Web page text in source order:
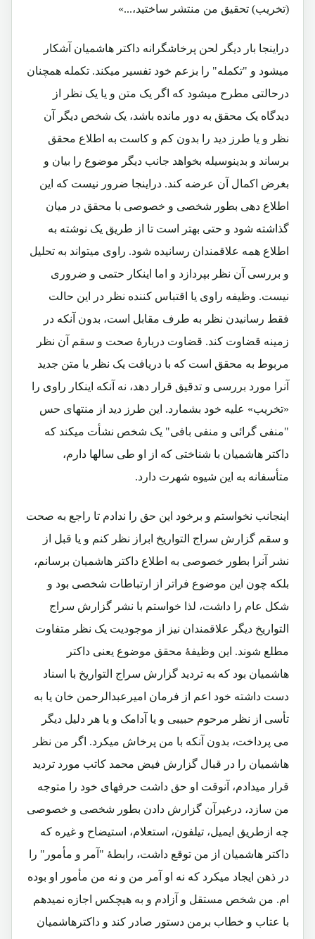
(تخریب) تحقیق من منتشر ساختید،...»
دراینجا بار دیگر لحن پرخاشگرانه داکتر هاشمیان آشکار
میشود و "تکمله" را بزعم خود تفسیر میکند. تکمله همچنان
درحالتی مطرح میشود که اگر یک متن و یا یک نظر از
دیدگاه یک محقق به دور مانده باشد، یک شخص دیگر آن
نظر و یا طرز دید را بدون کم و کاست به اطلاع محقق
برساند و بدینوسیله بخواهد جانب دیگر موضوع را بیان و
بغرض اکمال آن عرضه کند. دراینجا ضرور نیست که این
اطلاع دهی بطور شخصی و خصوصی با محقق در میان
گذاشته شود و حتی بهتر است تا از طریق یک نوشته به
اطلاع همه علاقمندان رسانیده شود. راوی میتواند به تحلیل
و بررسی آن نظر بپردازد و اما اینکار حتمی و ضروری
نیست. وظیفه راوی یا اقتباس کننده نظر در این حالت
فقط رسانیدن نظر به طرف مقابل است، بدون آنکه در
زمینه قضاوت کند. قضاوت دربارۀ صحت و سقم آن نظر
مربوط به محقق است که با دریافت یک نظر یا متن جدید
آنرا مورد بررسی و تدقیق قرار دهد، نه آنکه اینکار راوی را
«تخریب» علیه خود بشمارد. این طرز دید از منتهای حس
"منفی گرائی و منفی بافی" یک شخص نشأت میکند که
داکتر هاشمیان با شناختی که از او طی سالها دارم،
متأسفانه به این شیوه شهرت دارد.
اینجانب نخواستم و برخود این حق را ندادم تا راجع به صحت
و سقم گزارش سراج التواریخ ابراز نظر کنم و یا قبل از
نشر آنرا بطور خصوصی به اطلاع داکتر هاشمیان برسانم،
بلکه چون این موضوع فراتر از ارتباطات شخصی بود و
شکل عام را داشت، لذا خواستم با نشر گزارش سراج
التواریخ دیگر علاقمندان نیز از موجودیت یک نظر متفاوت
مطلع شوند. این وظیفۀ محقق موضوع یعنی داکتر
هاشمیان بود که به تردید گزارش سراج التواریخ با اسناد
دست داشته خود اعم از فرمان امیرعبدالرحمن خان یا به
تأسی از نظر مرحوم حبیبی و یا آدامک و یا هر دلیل دیگر
می پرداخت، بدون آنکه با من پرخاش میکرد. اگر من نظر
هاشمیان را در قبال گزارش فیض محمد کاتب مورد تردید
قرار میدادم، آنوقت او حق داشت حرفهای خود را متوجه
من سازد، درغیرآن گزارش دادن بطور شخصی و خصوصی
چه ازطریق ایمیل، تیلفون، استعلام، استیضاح و غیره که
داکتر هاشمیان از من توقع داشت، رابطۀ "آمر و مأمور" را
در ذهن ایجاد میکرد که نه او آمر من و نه من مأمور او بوده
ام. من شخص مستقل و آزادم و به هیچکس اجازه نمیدهم
با عتاب و خطاب برمن دستور صادر کند و داکترهاشمیان